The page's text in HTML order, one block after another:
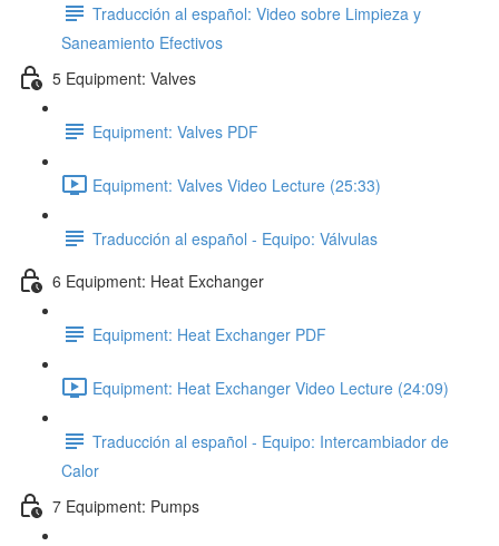
Traducción al español: Video sobre Limpieza y
Saneamiento Efectivos
5 Equipment: Valves
Equipment: Valves PDF
Equipment: Valves Video Lecture (25:33)
Traducción al español - Equipo: Válvulas
6 Equipment: Heat Exchanger
Equipment: Heat Exchanger PDF
Equipment: Heat Exchanger Video Lecture (24:09)
Traducción al español - Equipo: Intercambiador de
Calor
7 Equipment: Pumps